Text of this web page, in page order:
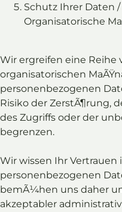
Schutz Ihrer Daten
Organisatorische
Wir ergreifen eine
organisatorischen
personenbezogenen
Risiko der ZerstÃ¶rung,
des Zugriffs oder der
begrenzen.
Wir wissen Ihr
personenbezogenen
bemÃ¼hen uns daher
akzeptabler